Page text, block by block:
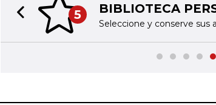
5 BIBLIOTECA
Seleccione y conserve sus
Previous slide